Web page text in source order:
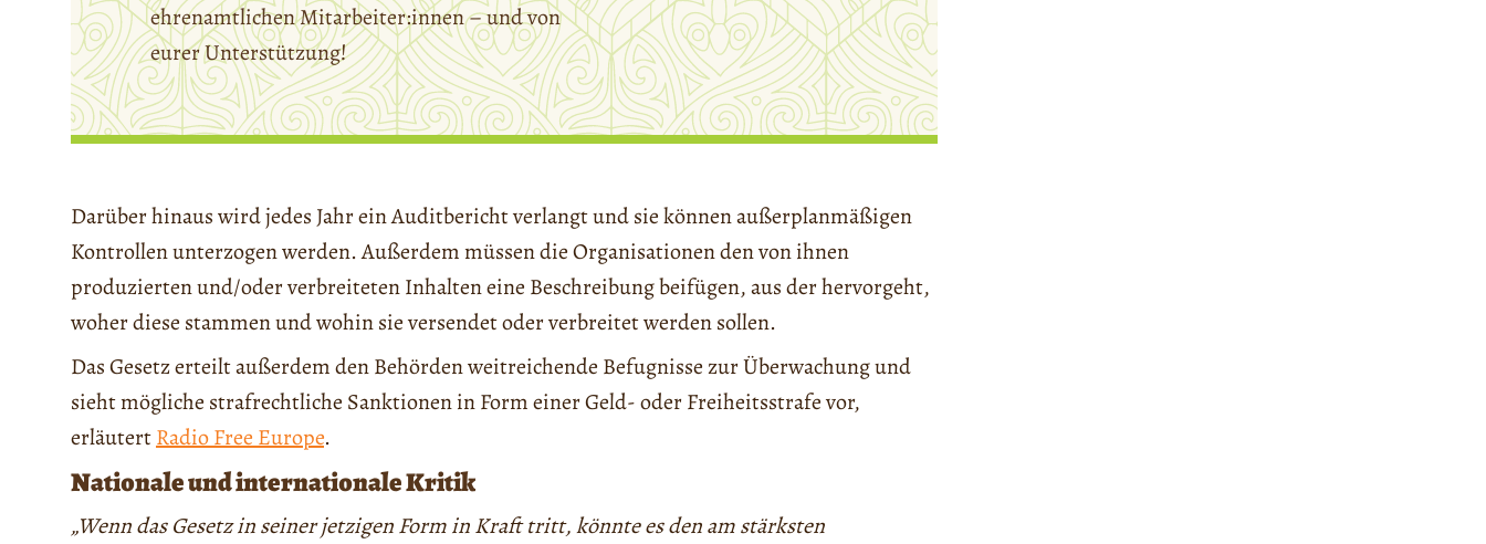
ehrenamtlichen Mitarbeiter:innen – und von
eurer Unterstützung!
Darüber hinaus wird jedes Jahr ein Auditbericht verlangt und sie können außerplanmäßigen
Kontrollen unterzogen werden. Außerdem müssen die Organisationen den von ihnen
produzierten und/oder verbreiteten Inhalten eine Beschreibung beifügen, aus der hervorgeht,
woher diese stammen und wohin sie versendet oder verbreitet werden sollen.
Das Gesetz erteilt außerdem den Behörden weitreichende Befugnisse zur Überwachung und
sieht mögliche strafrechtliche Sanktionen in Form einer Geld- oder Freiheitsstrafe vor,
erläutertRadio Free Europe.
Nationale und internationale Kritik
„Wenn das Gesetz in seiner jetzigen Form in Kraft tritt, könnte es den am stärksten